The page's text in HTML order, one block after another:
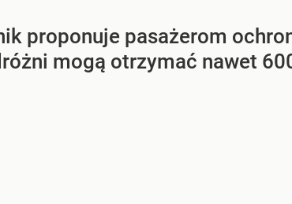
proponuje pasażerom
mogą otrzymać nawet